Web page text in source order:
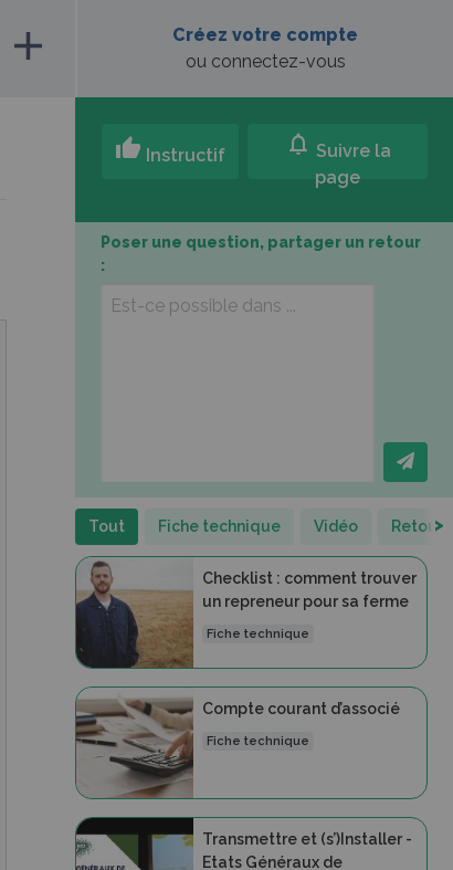
add
Créez votre compte
ou connectez-vous
thumb_up Instructif notifications Suivre la
page
Poser une question, partager un retour
:
Tout Fiche technique Vidéo Retour
>
Checklist : comment trouver
un repreneur pour sa ferme
Fiche technique
Compte courant d’associé
Fiche technique
Transmettre et (s’)Installer -
Etats Généraux de